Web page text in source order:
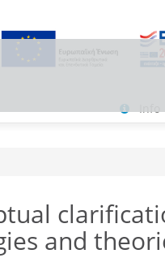
Info
and